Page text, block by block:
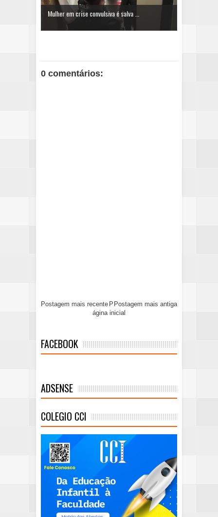
Mulher em crise convulsiva é salva ...
0 comentários:
Postagem mais recente Postagem mais antiga
P
ágina inicial
FACEBOOK
ADSENSE
COLEGIO CCI